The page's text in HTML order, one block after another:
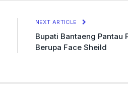
NEXT ARTICLE
Bupati Bantaeng Pantau
Berupa Face Sheild